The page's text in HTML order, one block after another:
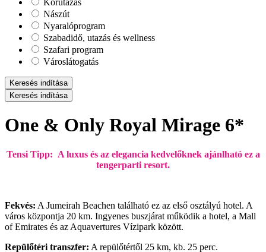
Körutazás
Nászút
Nyaralóprogram
Szabadidő, utazás és wellness
Szafari program
Városlátogatás
Keresés indítása
Keresés indítása
One & Only Royal Mirage 6*
Tensi Tipp: A luxus és az elegancia kedvelőknek ajánlható ez a
tengerparti resort.
Fekvés: A Jumeirah Beachen található ez az első osztályú hotel. A
város központja 20 km. Ingyenes buszjárat működik a hotel, a Mall
of Emirates és az Aquavertures Vízipark között.
Repülőtéri transzfer: A repülőtértől 25 km, kb. 25 perc.